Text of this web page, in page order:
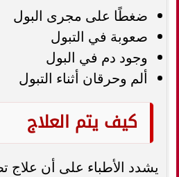
ضغطًا على مجرى البول
صعوبة في التبول
وجود دم في البول
ألم وحرقان أثناء التبول
كيف يتم العلاج
يشدد الأطباء على أن علاج